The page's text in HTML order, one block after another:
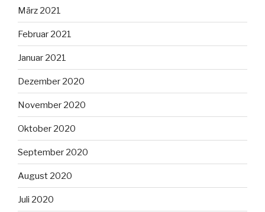
März 2021
Februar 2021
Januar 2021
Dezember 2020
November 2020
Oktober 2020
September 2020
August 2020
Juli 2020